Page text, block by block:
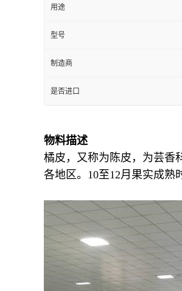
用途
型号
制造商
是否进口
物料描述
橘皮，又称为陈皮，为芸香
各地区。10至12月果实成熟